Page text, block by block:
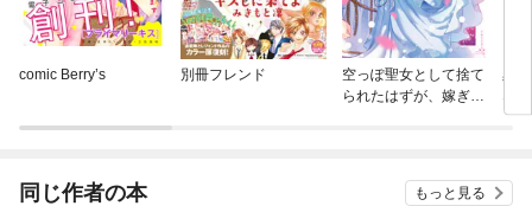
comic Berry’s 別冊フレンド
空っぽ聖女として捨て
られたはずが、嫁ぎ先
黒
な
同じ作者の本 もっと見る